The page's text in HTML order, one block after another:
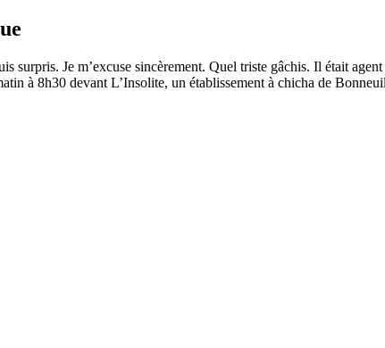
surpris. Je m’excuse sincèrement. Quel triste gâchis. Il était
à 8h30 devant L’Insolite, un établissement à chicha de